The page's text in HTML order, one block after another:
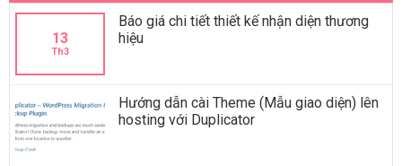
13
Th3
Báo giá chi tiết thiết kế nhận diện thương
hiệu
Hướng dẫn cài Theme (Mẫu giao diện) lên
hosting với Duplicator